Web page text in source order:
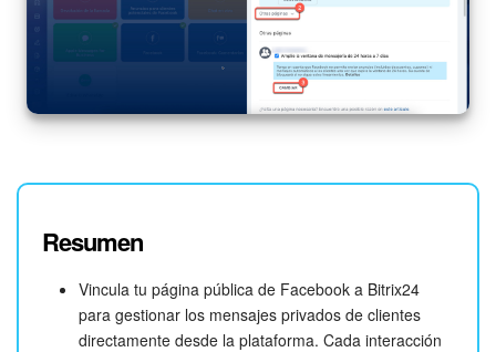
Resumen
Vincula tu página pública de Facebook a Bitrix24
para gestionar los mensajes privados de clientes
directamente desde la plataforma. Cada interacción